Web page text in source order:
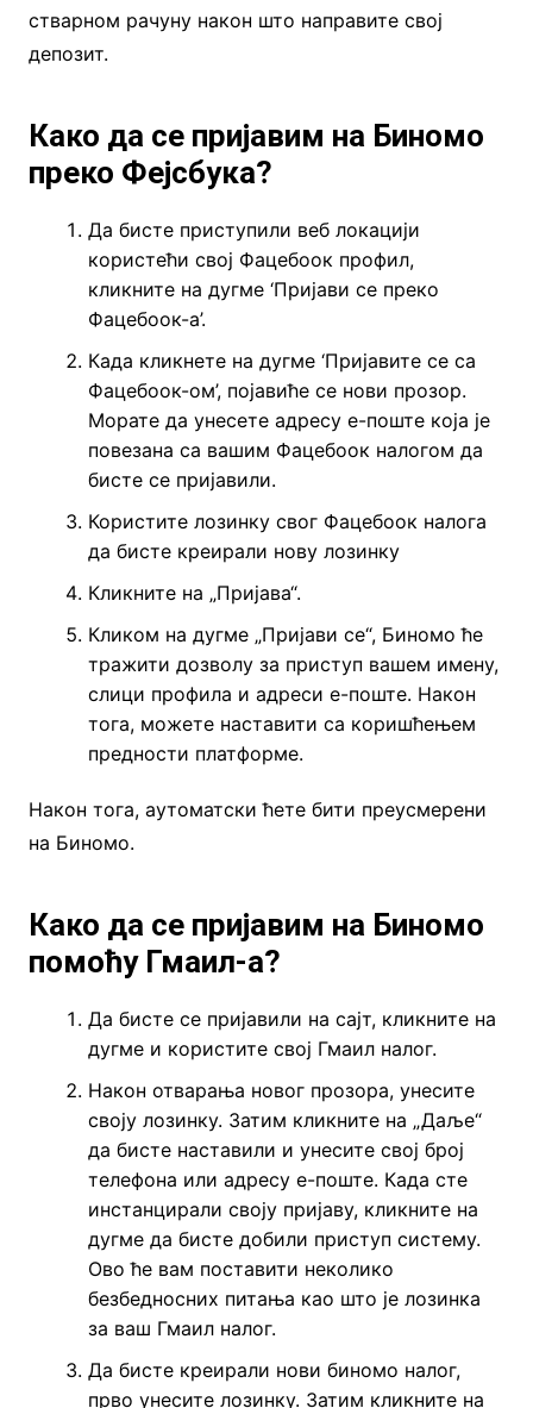
стварном рачуну након што направите свој
депозит.
Како да се пријавим на Биномо
преко Фејсбука?
Да бисте приступили веб локацији
користећи свој Фацебоок профил,
кликните на дугме ‘Пријави се преко
Фацебоок-а’.
Када кликнете на дугме ‘Пријавите се са
Фацебоок-ом’, појавиће се нови прозор.
Морате да унесете адресу е-поште која је
повезана са вашим Фацебоок налогом да
бисте се пријавили.
Користите лозинку свог Фацебоок налога
да бисте креирали нову лозинку
Кликните на „Пријава“.
Кликом на дугме „Пријави се“, Биномо ће
тражити дозволу за приступ вашем имену,
слици профила и адреси е-поште. Након
тога, можете наставити са коришћењем
предности платформе.
Након тога, аутоматски ћете бити преусмерени
на Биномо.
Како да се пријавим на Биномо
помоћу Гмаил-а?
Да бисте се пријавили на сајт, кликните на
дугме и користите свој Гмаил налог.
Након отварања новог прозора, унесите
своју лозинку. Затим кликните на „Даље“
да бисте наставили и унесите свој број
телефона или адресу е-поште. Када сте
инстанцирали своју пријаву, кликните на
дугме да бисте добили приступ систему.
Ово ће вам поставити неколико
безбедносних питања као што је лозинка
за ваш Гмаил налог.
Да бисте креирали нови биномо налог,
прво унесите лозинку. Затим кликните на